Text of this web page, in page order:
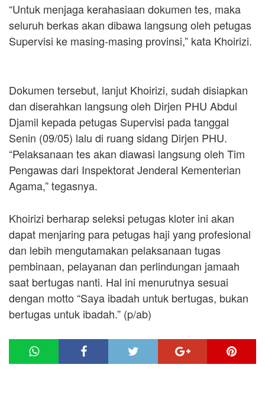
“Untuk menjaga kerahasiaan dokumen tes, maka
seluruh berkas akan dibawa langsung oleh petugas
Supervisi ke masing-masing provinsi,” kata Khoirizi.
Dokumen tersebut, lanjut Khoirizi, sudah disiapkan
dan diserahkan langsung oleh Dirjen PHU Abdul
Djamil kepada petugas Supervisi pada tanggal
Senin (09/05) lalu di ruang sidang Dirjen PHU.
“Pelaksanaan tes akan diawasi langsung oleh Tim
Pengawas dari Inspektorat Jenderal Kementerian
Agama,” tegasnya.
Khoirizi berharap seleksi petugas kloter ini akan
dapat menjaring para petugas haji yang profesional
dan lebih mengutamakan pelaksanaan tugas
pembinaan, pelayanan dan perlindungan jamaah
saat bertugas nanti. Hal ini menurutnya sesuai
dengan motto “Saya ibadah untuk bertugas, bukan
bertugas untuk ibadah.” (p/ab)